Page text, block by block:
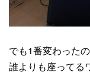
でも1番変わった
誰よりも座ってる